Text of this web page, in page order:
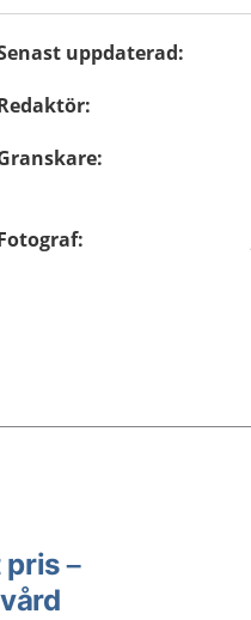
uppdaterad:
:
:
:
–